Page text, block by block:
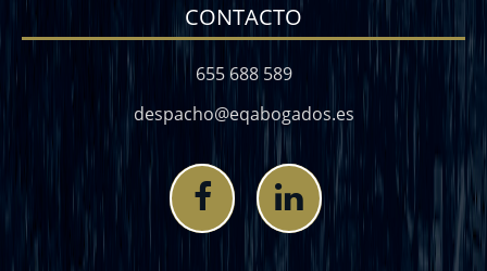
CONTACTO
655 688 589
despacho@eqabogados.es